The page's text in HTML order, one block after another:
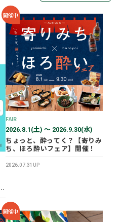
2026年07月
2026年05月
2026年03月
2026年02月
2025年12月
2025年11月
2025年10月
開催中
FAIR
2026.8.1(土) 〜 2026.9.30(水)
ちょっと、酔ってく？【寄りみ
ち、ほろ酔いフェア】開催！
2026.07.31UP
開催中